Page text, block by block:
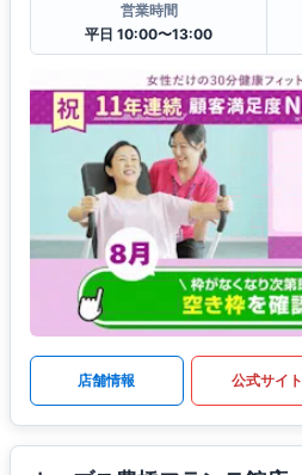
営業時間
平日 10:00〜13:00
店舗情報 公式サイト